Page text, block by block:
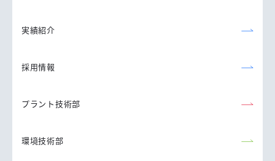
実績紹介
採用情報
プラント技術部
環境技術部